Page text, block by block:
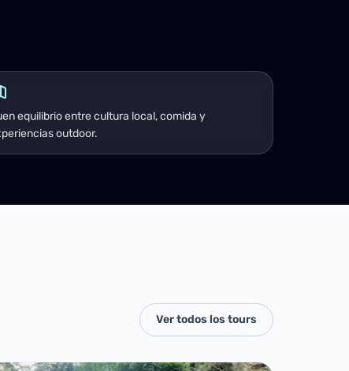
equilibrio entre cultura local, comida y
outdoor.
Ver todos los tours